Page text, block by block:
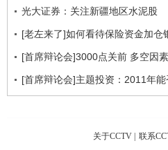
光大证券：关注新疆地区水泥股
[老左来了]如何看待保险资金加仓
[首席辩论会]3000点关前 多空因
[首席辩论会]主题投资：2011年能
关于CCTV | 联系